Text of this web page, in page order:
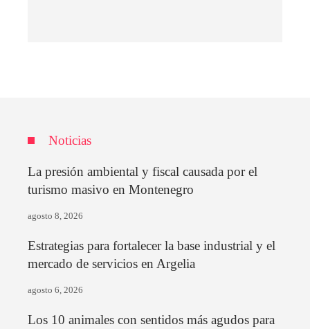
Noticias
La presión ambiental y fiscal causada por el
turismo masivo en Montenegro
agosto 8, 2026
Estrategias para fortalecer la base industrial y el
mercado de servicios en Argelia
agosto 6, 2026
Los 10 animales con sentidos más agudos para